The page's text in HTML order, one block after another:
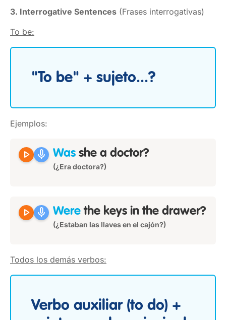
3. Interrogative Sentences (Frases interrogativas)
To be:
"To be" + sujeto...?
Ejemplos:
play_arrow mic Was she a doctor?
(¿Era doctora?)
play_arrow mic Were the keys in the drawer?
(¿Estaban las llaves en el cajón?)
Todos los demás verbos:
Verbo auxiliar (to do) +